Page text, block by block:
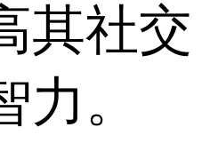
其社交
。